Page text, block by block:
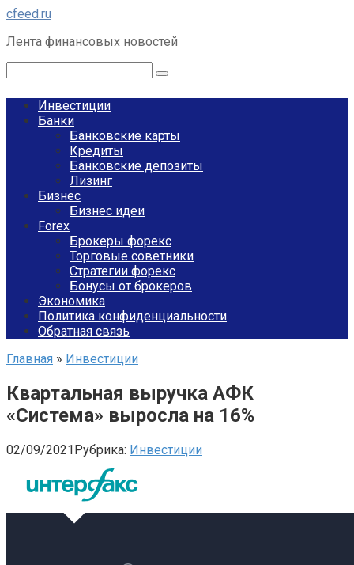
Перейти
контенту
cfeed.ru
Лента финансовых новостей
Инвестиции
Банки
Банковские карты
Кредиты
Банковские депозиты
Лизинг
Бизнес
Бизнес идеи
Forex
Брокеры форекс
Торговые советники
Стратегии форекс
Бонусы от брокеров
Экономика
Политика конфиденциальности
Обратная связь
Главная » Инвестиции
Квартальная выручка АФК
«Система» выросла на 16%
02/09/2021Рубрика: Инвестиции